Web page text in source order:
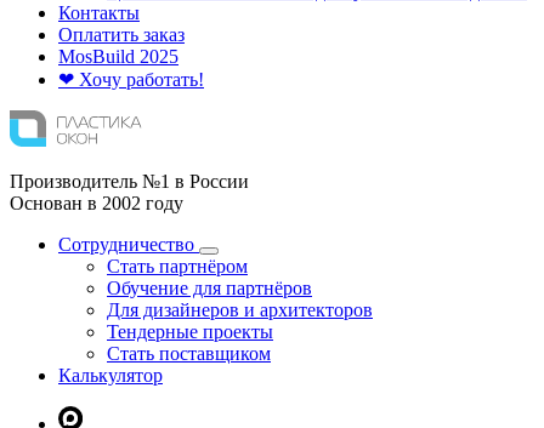
Контакты
Оплатить заказ
MosBuild 2025
❤ Хочу работать!
Производитель №1 в России
Основан в 2002 году
Сотрудничество
Стать партнёром
Обучение для партнёров
Для дизайнеров и архитекторов
Тендерные проекты
Стать поставщиком
Калькулятор